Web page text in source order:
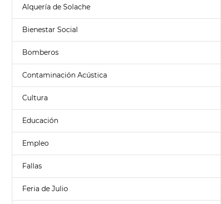
Alquería de Solache
Bienestar Social
Bomberos
Contaminación Acústica
Cultura
Educación
Empleo
Fallas
Feria de Julio